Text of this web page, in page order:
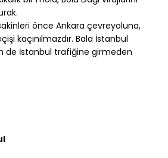
önce Ankara çevreyoluna,
kaçınılmazdır. Bala İstanbul
de İstanbul trafiğine girmeden